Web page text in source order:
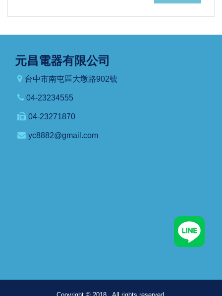
元昌電器有限公司
台中市南屯區大墩路902號
04-23234555
04-23271870
yc8882@gmail.com